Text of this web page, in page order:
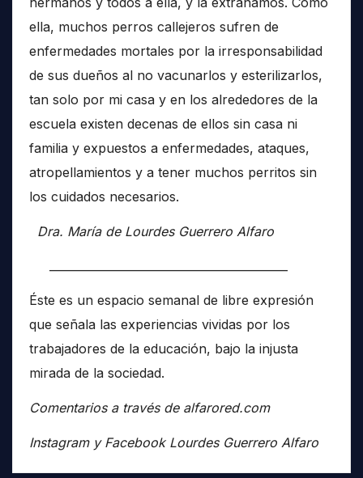
ella, muchos perros callejeros sufren de
enfermedades mortales por la irresponsabilidad
de sus dueños al no vacunarlos y esterilizarlos,
tan solo por mi casa y en los alrededores de la
escuela existen decenas de ellos sin casa ni
familia y expuestos a enfermedades, ataques,
atropellamientos y a tener muchos perritos sin
los cuidados necesarios.
Dra. María de Lourdes Guerrero Alfaro
Éste es un espacio semanal de libre expresión
que señala las experiencias vividas por los
trabajadores de la educación, bajo la injusta
mirada de la sociedad.
Comentarios a través de alfarored.com
Instagram y Facebook Lourdes Guerrero Alfaro